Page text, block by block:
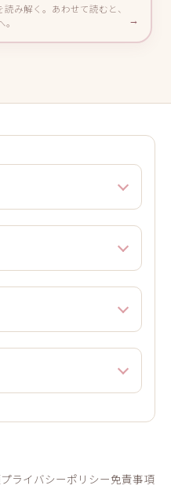
み解く。あわせて読むと、
→
プライバシーポリシー免責事項